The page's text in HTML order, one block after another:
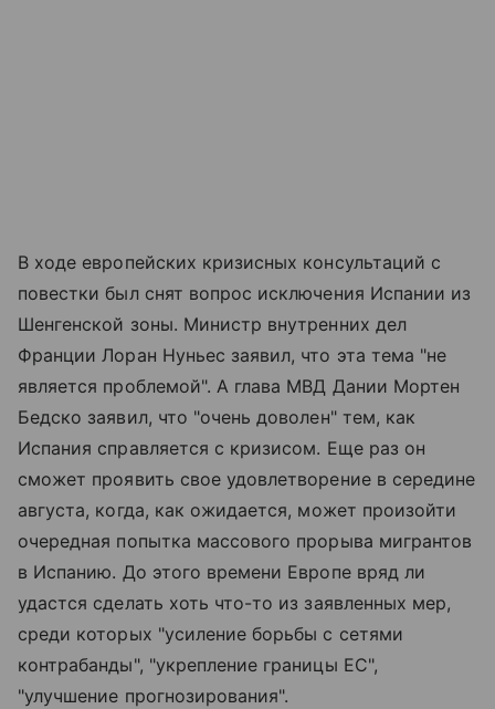
В ходе европейских кризисных консультаций с
повестки был снят вопрос исключения Испании из
Шенгенской зоны. Министр внутренних дел
Франции Лоран Нуньес заявил, что эта тема "не
является проблемой". А глава МВД Дании Мортен
Бедско заявил, что "очень доволен" тем, как
Испания справляется с кризисом. Еще раз он
сможет проявить свое удовлетворение в середине
августа, когда, как ожидается, может произойти
очередная попытка массового прорыва мигрантов
в Испанию. До этого времени Европе вряд ли
удастся сделать хоть что-то из заявленных мер,
среди которых "усиление борьбы с сетями
контрабанды", "укрепление границы ЕС",
"улучшение прогнозирования".